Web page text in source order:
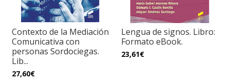
Contexto de la Mediación
Comunicativa con
personas Sordociegas.
Lib...
27,60€
Lengua de signos. Libro:
Formato eBook.
23,61€